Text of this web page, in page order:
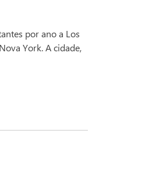
por ano a Los
York. A cidade,